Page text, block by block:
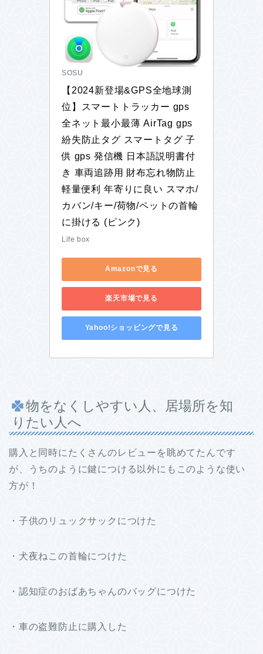
SOSU
【2024新登場&GPS全地球測
位】スマートトラッカー gps
全ネット最小最薄 AirTag gps
紛失防止タグ スマートタグ 子
供 gps 発信機 日本語説明書付
き 車両追跡用 財布忘れ物防止
軽量便利 年寄りに良い スマホ/
カバン/キー/荷物/ペットの首輪
に掛ける (ピンク)
Life box
Amazonで見る
楽天市場で見る
Yahoo!ショッピングで見る
物をなくしやすい人、居場所を知
りたい人へ
購入と同時にたくさんのレビューを眺めてたんです
が、うちのように鍵につける以外にもこのような使い
方が！
・子供のリュックサックにつけた
・犬夜ねこの首輪につけた
・認知症のおばあちゃんのバッグにつけた
・車の盗難防止に購入した